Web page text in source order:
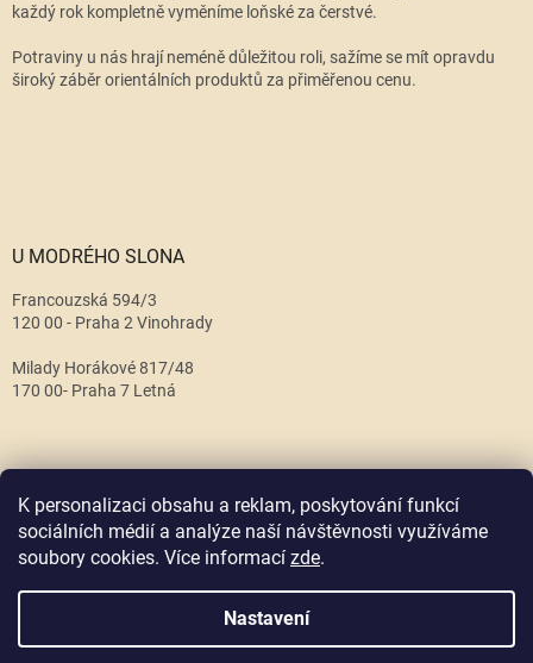
K personalizaci obsahu a reklam, poskytování funkcí
sociálních médií a analýze naší návštěvnosti využíváme
soubory cookies. Více informací zde.
Nastavení
každý rok kompletně vyměníme loňské za čerstvé.
Potraviny u nás hrají neméně důležitou roli, sažíme se mít opravdu
široký záběr orientálních produktů za přiměřenou cenu.
U MODRÉHO SLONA
Francouzská 594/3
120 00 - Praha 2 Vinohrady
Milady Horákové 817/48
170 00- Praha 7 Letná